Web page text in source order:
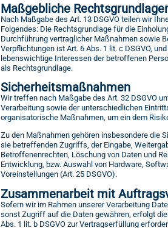
Maßgebliche
Nach Maßgabe des Art. 13 DSGVO teilen wir
Folgendes: Die Rechtsgrundlage für die
Durchführung vertraglicher Maßnahmen sowie
Verpflichtungen ist Art. 6 Abs. 1 lit. c DSGVO,
lebenswichtige Interessen der betroffenen
als Rechtsgrundlage.
Sicherheitsmaßnahmen
Wir treffen nach Maßgabe des Art. 32 DSGVO
Verarbeitung sowie der unterschiedlichen
organisatorische Maßnahmen, um ein dem
Zu den Maßnahmen gehören insbesondere die
sie betreffenden Zugriffs, der Eingabe,
Betroffenenrechten, Löschung von Daten und
Entwicklung, bzw. Auswahl von Hardware,
Voreinstellungen (Art. 25 DSGVO).
Zusammenarbeit mit
Sofern wir im Rahmen unserer Verarbeitung
sonst Zugriff auf die Daten gewähren, erfolgt
Abs. 1 lit. b DSGVO zur Vertragserfüllung